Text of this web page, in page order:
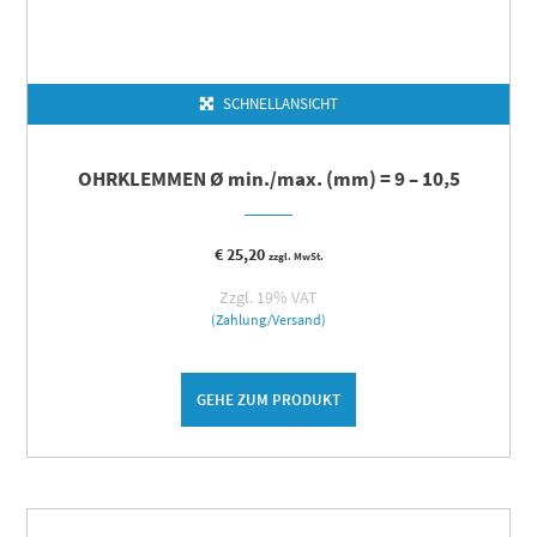
SCHNELLANSICHT
OHRKLEMMEN Ø min./max. (mm) = 9 – 10,5
€25,20 zzgl. MwSt.
Zzgl. 19% VAT
(Zahlung/Versand)
GEHE ZUM PRODUKT